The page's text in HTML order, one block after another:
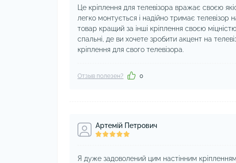
Це кріплення для телевізора вражає своєю
легко монтується і надійно тримає телевізор
товар кращий за інші кріплення своєю
спальні, де ви хочете зробити акцент на
кріплення для свого телевізора.
Отзыв полезен? 0
Артемій Петрович
Я дуже задоволений цим настінним